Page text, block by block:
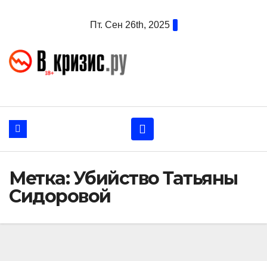
Пт. Сен 26th, 2025
Метка:Убийство Татьяны
Сидоровой